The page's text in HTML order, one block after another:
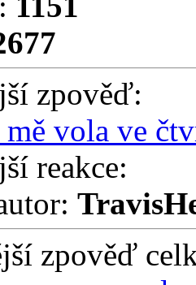
331
1151
zpověď:
mě vola ve
reakce: